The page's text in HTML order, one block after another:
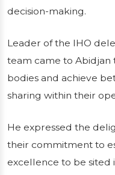
decision-making.
Leader of the IHO
team came to
bodies and achieve
sharing within their
He expressed the
their commitment to
excellence to be sited